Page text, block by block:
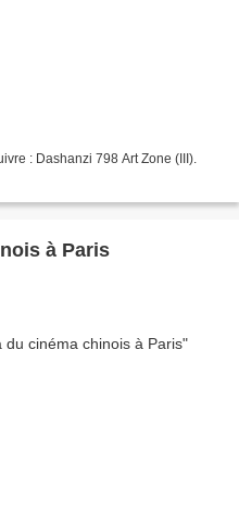
: Dashanzi 798 Art Zone (III).
à Paris